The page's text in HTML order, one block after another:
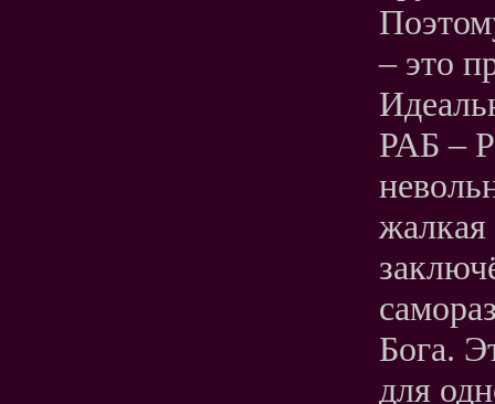
– это
РАБ –
жалкая
Бога.
для